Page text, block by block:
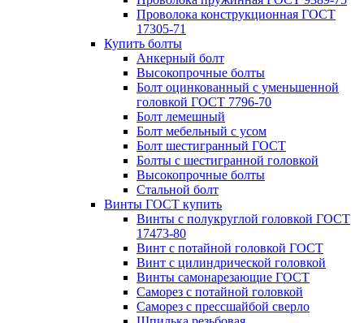
Проволока конструкционная ГОСТ
17305-71
Купить болты
Анкерный болт
Высокопрочные болты
Болт оцинкованный с уменьшенной
головкой ГОСТ 7796-70
Болт лемешный
Болт мебельный с усом
Болт шестигранный ГОСТ
Болты с шестигранной головкой
Высокопрочные болты
Стальной болт
Винты ГОСТ купить
Винты с полукруглой головкой ГОСТ
17473-80
Винт с потайной головкой ГОСТ
Винт с цилиндрической головкой
Винты самонарезающие ГОСТ
Саморез с потайной головкой
Саморез с прессшайбой сверло